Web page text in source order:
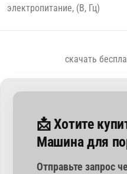
электропитание, (В, Гц)
скачать
📩 Хотите
Машина для
Отправьте запрос